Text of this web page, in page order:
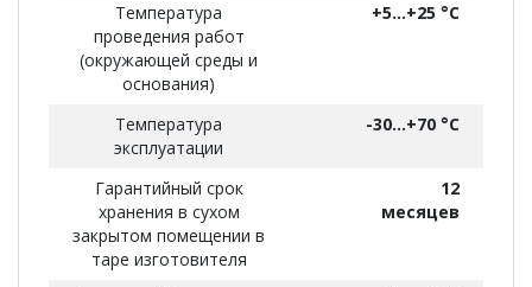
Температура
проведения работ
(окружающей среды и
основания)
+5...+25 °С
Температура
эксплуатации
-30...+70 °С
Гарантийный срок
хранения в сухом
закрытом помещении в
таре изготовителя
12
месяцев